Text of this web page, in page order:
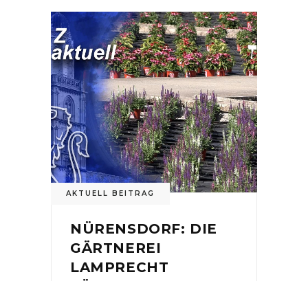
AKTUELL BEITRAG
NÜRENSDORF: DIE
GÄRTNEREI
LAMPRECHT